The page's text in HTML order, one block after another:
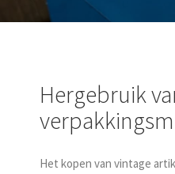
Hergebruik
Het kopen van vintage